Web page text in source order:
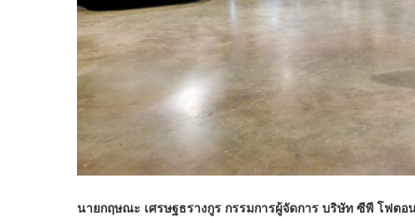
นายกฤษณะ เศรษฐธรางกูร กรรมการผู้จัดการ บริษัท ซีพี โฟตอ